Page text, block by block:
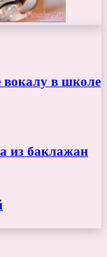
вокалу в школе
из баклажан